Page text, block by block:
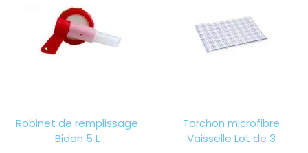
Robinet de remplissage
Bidon 5 L
Torchon microfibre
Vaisselle Lot de 3